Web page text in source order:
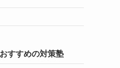
すすめの対策塾